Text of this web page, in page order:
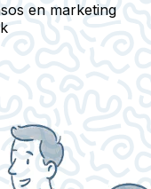
en marketing